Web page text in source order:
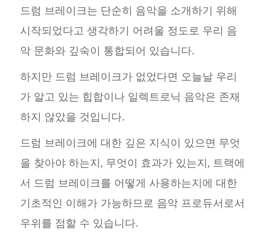
드럼 브레이크는 단순히 음악을 소개하기 위해
시작되었다고 생각하기 어려울 정도로 우리 음
악 문화와 깊숙이 통합되어 있습니다.
하지만 드럼 브레이크가 없었다면 오늘날 우리
가 알고 있는 힙합이나 일렉트로닉 음악은 존재
하지 않았을 것입니다.
드럼 브레이크에 대한 깊은 지식이 있으면 무엇
을 찾아야 하는지, 무엇이 효과가 있는지, 트랙에
서 드럼 브레이크를 어떻게 사용하는지에 대한
기초적인 이해가 가능하므로 음악 프로듀서로서
우위를 점할 수 있습니다.